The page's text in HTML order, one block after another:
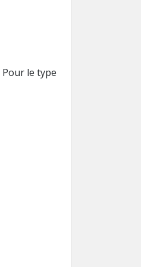
Pour le type